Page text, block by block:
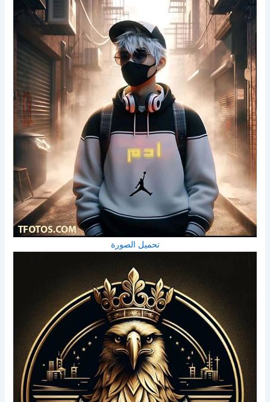
تحميل الصورة